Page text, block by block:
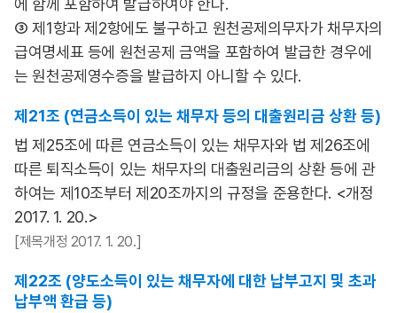
에 함께 포함하여 발급하여야 한다.
③ 제1항과 제2항에도 불구하고 원천공제의무자가 채무자의
급여명세표 등에 원천공제 금액을 포함하여 발급한 경우에
는 원천공제영수증을 발급하지 아니할 수 있다.
제21조 (연금소득이 있는 채무자 등의 대출원리금 상환 등)
법 제25조에 따른 연금소득이 있는 채무자와 법 제26조에
따른 퇴직소득이 있는 채무자의 대출원리금의 상환 등에 관
하여는 제10조부터 제20조까지의 규정을 준용한다. <개정
2017. 1. 20.>
[제목개정 2017. 1. 20.]
제22조 (양도소득이 있는 채무자에 대한 납부고지 및 초과
납부액 환급 등)